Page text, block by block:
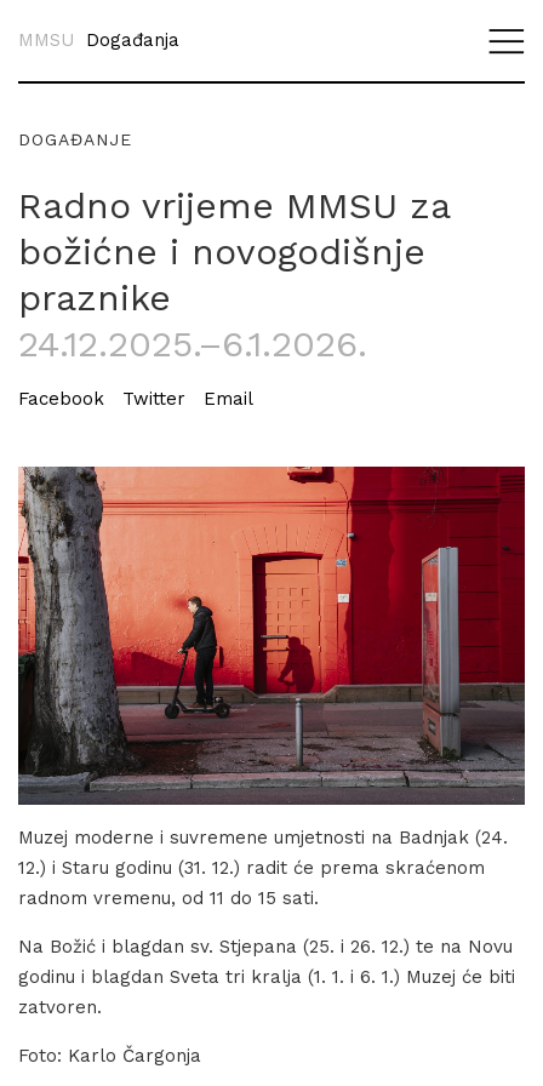
MMSU Događanja
DOGAĐANJE
Radno vrijeme MMSU za
božićne i novogodišnje
praznike
24.12.2025.–6.1.2026.
Facebook Twitter Email
Muzej moderne i suvremene umjetnosti na Badnjak (24.
12.) i Staru godinu (31. 12.) radit će prema skraćenom
radnom vremenu, od 11 do 15 sati.
Na Božić i blagdan sv. Stjepana (25. i 26. 12.) te na Novu
godinu i blagdan Sveta tri kralja (1. 1. i 6. 1.) Muzej će biti
zatvoren.
Foto: Karlo Čargonja